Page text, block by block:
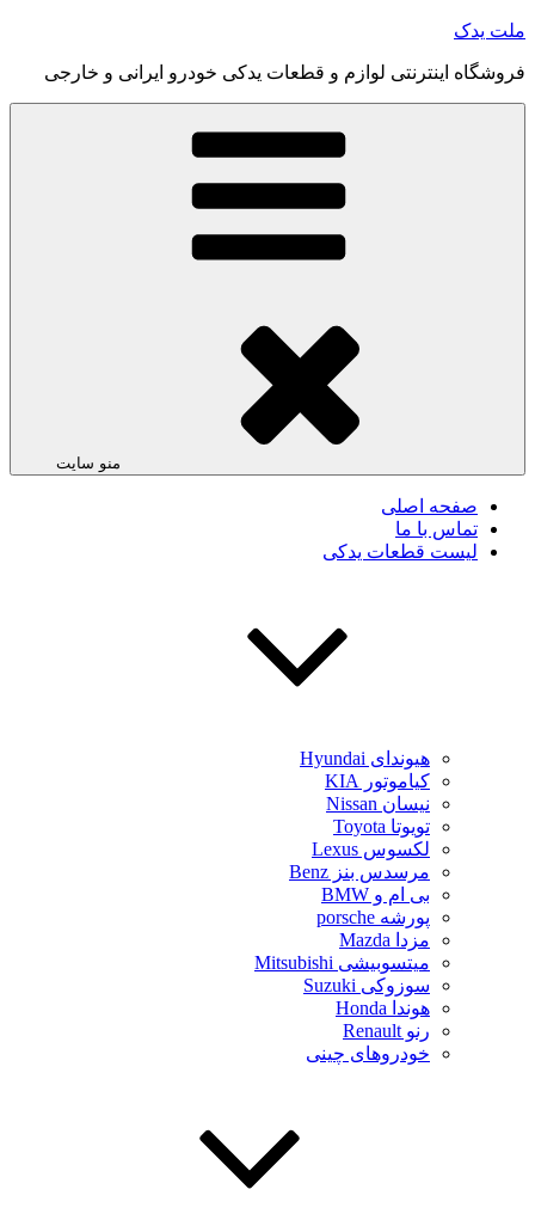
رفتن
محتوا
ملت یدک
فروشگاه اینترنتی لوازم و قطعات یدکی خودرو ایرانی و خارجی
منو سایت
صفحه اصلی
تماس با ما
لیست قطعات یدکی
هیوندای Hyundai
کیاموتور KIA
نیسان Nissan
تویوتا Toyota
لکسوس Lexus
مرسدس بنز Benz
بی ام و BMW
پورشه porsche
مزدا Mazda
میتسوبیشی Mitsubishi
سوزوکی Suzuki
هوندا Honda
رنو Renault
خودروهای چینی